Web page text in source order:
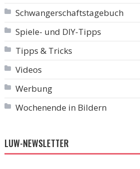
Schwangerschaftstagebuch
Spiele- und DIY-Tipps
Tipps & Tricks
Videos
Werbung
Wochenende in Bildern
LUW-NEWSLETTER